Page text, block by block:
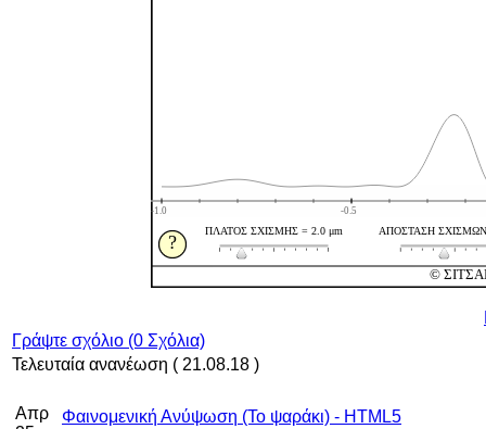
Γράψτε σχόλιο (0 Σχόλια)
Τελευταία ανανέωση ( 21.08.18 )
Απρ
Φαινομενική Ανύψωση (Το ψαράκι) - HTML5